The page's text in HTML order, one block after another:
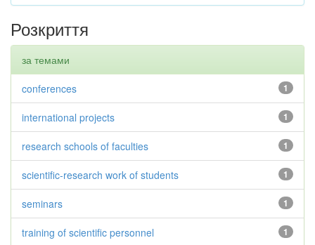
Розкриття
за темами
1
conferences
1
international projects
1
research schools of faculties
1
scientific-research work of students
1
seminars
1
training of scientific personnel